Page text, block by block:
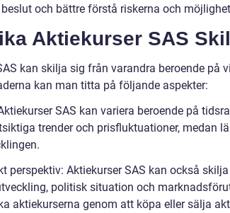
och bättre förstå riskerna och
Aktiekurser SAS
kan skilja sig från varandra beroende på
kan man titta på följande aspekter:
SAS kan variera beroende på
trender och prisfluktuationer, medan
perspektiv: Aktiekurser SAS kan också
politisk situation och
aktiekurserna genom att köpa eller sälja